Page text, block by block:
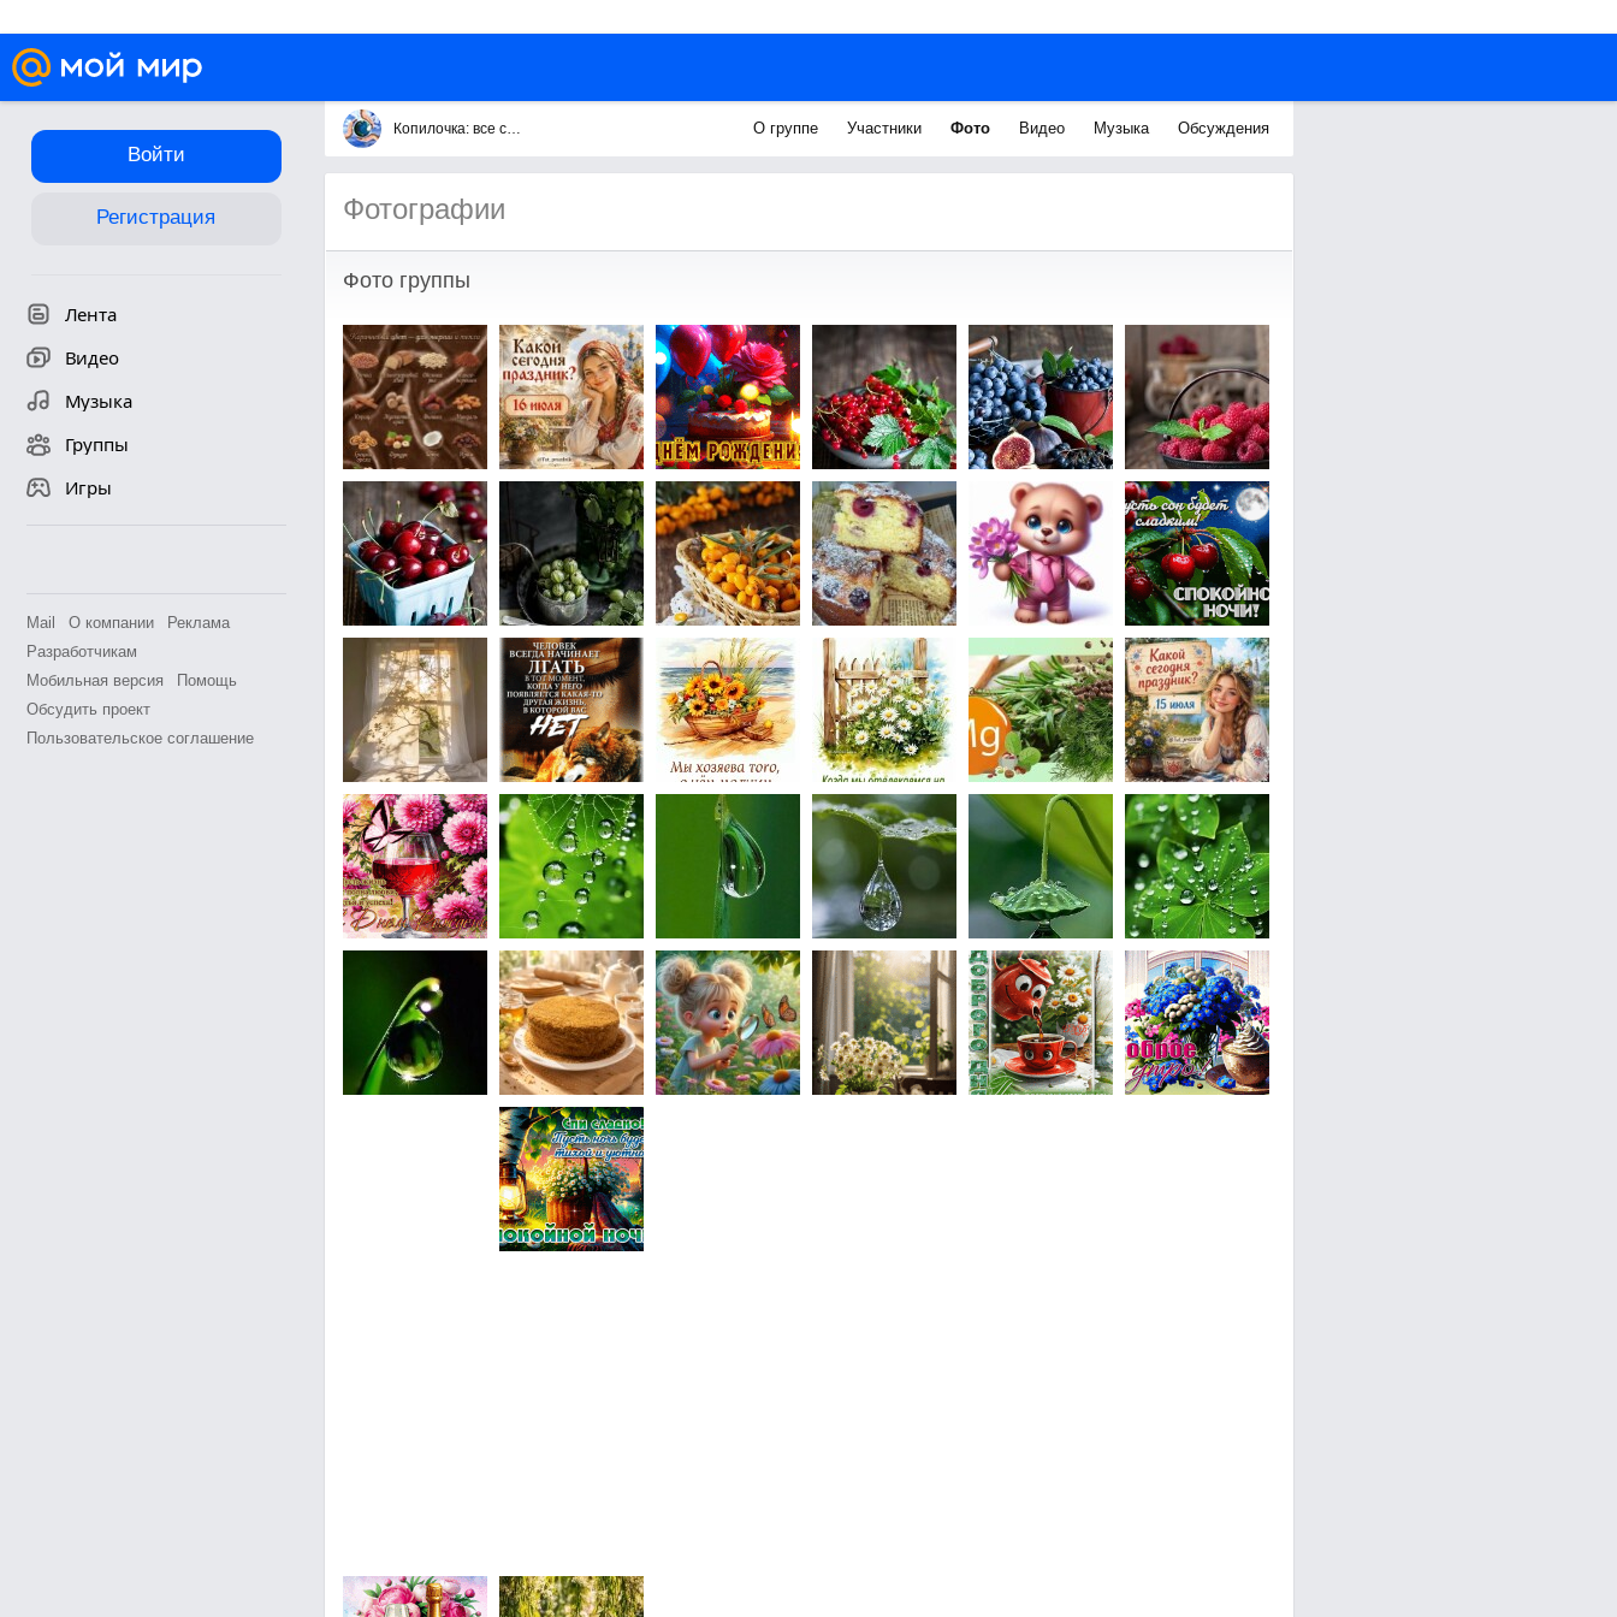
Войти
Регистрация
Лента
Видео
Музыка
Группы
Игры
Mail О компании
Реклама
Разработчикам
Мобильная версия
Помощь
Обсудить проект
Пользовательское соглашение
Копилочка: все самое интересное,полезное, красивое!!! О группе Участники Фото Видео Музыка Обсуждения
Фотографии
Фото группы